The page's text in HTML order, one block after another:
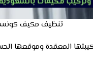
تنظيف مكيف
المعقدة